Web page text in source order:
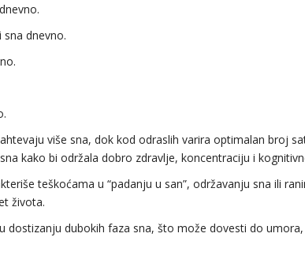
dnevno.
više sna, dok kod odraslih varira optimalan broj
kako bi održala dobro zdravlje, koncentraciju i
teškoćama u “padanju u san”, održavanju sna ili
života.
dubokih faza sna, što može dovesti do